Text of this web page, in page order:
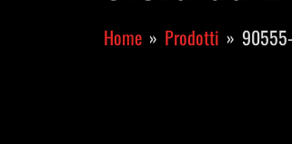
Home Prodotti